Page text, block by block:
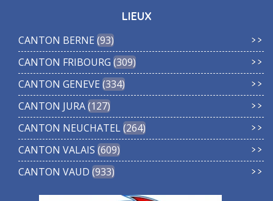
LIEUX
CANTON BERNE 93
CANTON FRIBOURG 309
CANTON GENEVE 334
CANTON JURA 127
CANTON NEUCHATEL 264
CANTON VALAIS 609
CANTON VAUD 933